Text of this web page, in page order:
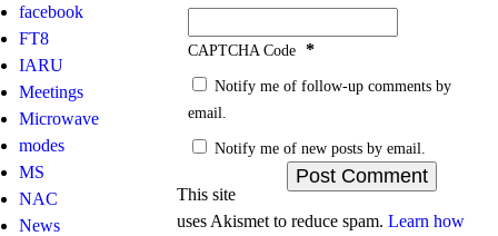
facebook
FT8
IARU
Meetings
Microwave
modes
MS
NAC
News
CAPTCHA Code *
Notify me of follow-up comments by
email.
Notify me of new posts by email.
This site
uses Akismet to reduce spam.Learn how